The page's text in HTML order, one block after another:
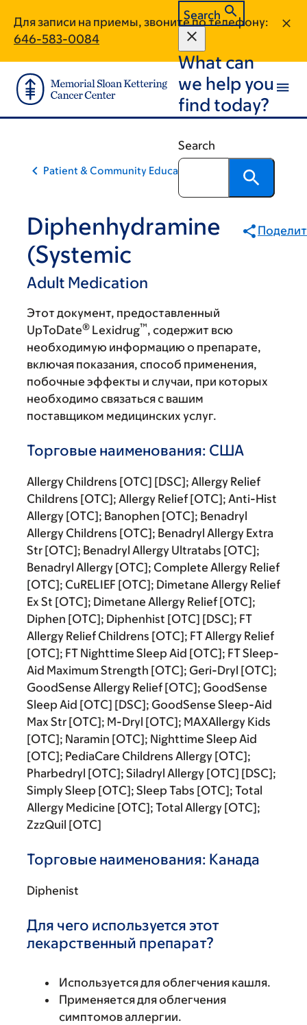
main
content
footer
Для записи на приемы, звоните по телефону:
646-583-0084
Search
What can
we help you
find today?
Search
Patient & Community Education
Diphenhydramine
(Systemic
Adult Medication
Этот документ, предоставленный
UpToDate® Lexidrug™, содержит всю
необходимую информацию о препарате,
включая показания, способ применения,
побочные эффекты и случаи, при которых
необходимо связаться с вашим
поставщиком медицинских услуг.
Торговые наименования: США
Allergy Childrens [OTC] [DSC]; Allergy Relief
Childrens [OTC]; Allergy Relief [OTC]; Anti-Hist
Allergy [OTC]; Banophen [OTC]; Benadryl
Allergy Childrens [OTC]; Benadryl Allergy Extra
Str [OTC]; Benadryl Allergy Ultratabs [OTC];
Benadryl Allergy [OTC]; Complete Allergy Relief
[OTC]; CuRELIEF [OTC]; Dimetane Allergy Relief
Ex St [OTC]; Dimetane Allergy Relief [OTC];
Diphen [OTC]; Diphenhist [OTC] [DSC]; FT
Allergy Relief Childrens [OTC]; FT Allergy Relief
[OTC]; FT Nighttime Sleep Aid [OTC]; FT Sleep-
Aid Maximum Strength [OTC]; Geri-Dryl [OTC];
GoodSense Allergy Relief [OTC]; GoodSense
Sleep Aid [OTC] [DSC]; GoodSense Sleep-Aid
Max Str [OTC]; M-Dryl [OTC]; MAXAllergy Kids
[OTC]; Naramin [OTC]; Nighttime Sleep Aid
[OTC]; PediaCare Childrens Allergy [OTC];
Pharbedryl [OTC]; Siladryl Allergy [OTC] [DSC];
Simply Sleep [OTC]; Sleep Tabs [OTC]; Total
Allergy Medicine [OTC]; Total Allergy [OTC];
ZzzQuil [OTC]
Торговые наименования: Канада
Diphenist
Для чего используется этот
лекарственный препарат?
Используется для облегчения кашля.
Применяется для облегчения
симптомов аллергии.